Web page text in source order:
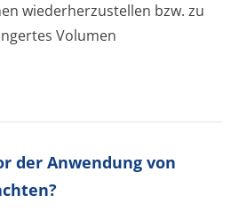
wiederherzustellen bzw. zu
Volumen
der Anwendung von